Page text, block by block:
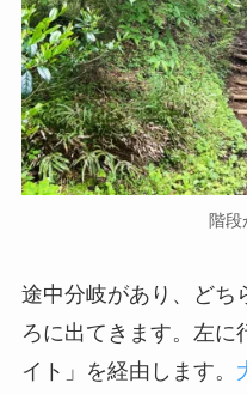
階段
途中分岐があり、どち
ろに出てきます。左に
イト」を経由します。